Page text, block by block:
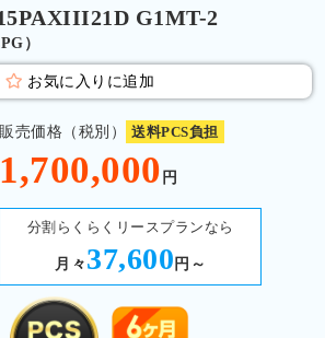
G1MT-2
）
お気に入りに追加
販売価格（税別） 送料PCS負担
1,700,000 円
分割らくらくリースプランなら
月々 37,600 円～